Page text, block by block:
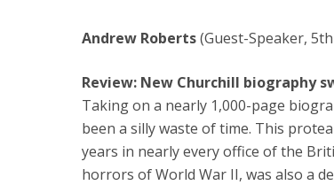
Andrew Roberts(Guest-Speaker,
Review: New Churchill biography
Taking on a nearly 1,000-page
been a silly waste of time. This
years in nearly every office of the
horrors of World War II, was also a